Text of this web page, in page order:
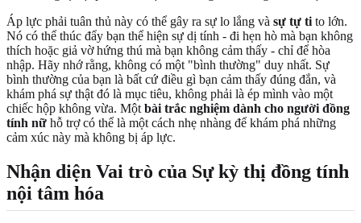
Áp lực phải tuân thủ này có thể gây ra sự lo lắng và sự tự ti to lớn.
Nó có thể thúc đẩy bạn thể hiện sự dị tính - đi hẹn hò mà bạn không
thích hoặc giả vờ hứng thú mà bạn không cảm thấy - chỉ để hòa
nhập. Hãy nhớ rằng, không có một "bình thường" duy nhất. Sự
bình thường của bạn là bất cứ điều gì bạn cảm thấy đúng đắn, và
khám phá sự thật đó là mục tiêu, không phải là ép mình vào một
chiếc hộp không vừa. Một bài trắc nghiệm dành cho người đồng
tính nữ hỗ trợ có thể là một cách nhẹ nhàng để khám phá những
cảm xúc này mà không bị áp lực.
Nhận diện Vai trò của Sự kỳ thị đồng tính
nội tâm hóa